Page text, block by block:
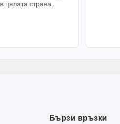
в цялата страна.
Бързи връзки